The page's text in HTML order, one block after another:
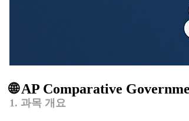
🌐 AP Comparative
1. 과목 개요